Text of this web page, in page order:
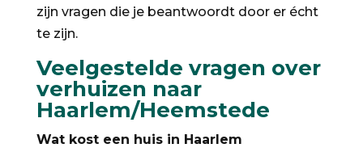
zijn vragen die je beantwoordt door er écht
te zijn.
Veelgestelde vragen over
verhuizen naar
Haarlem/Heemstede
Wat kost een huis in Haarlem